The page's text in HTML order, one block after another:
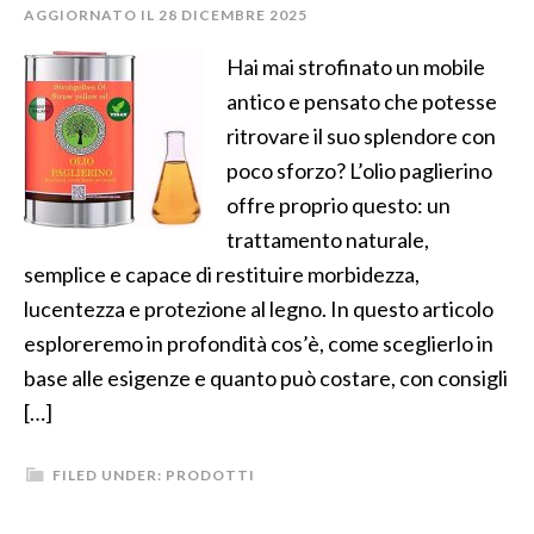
AGGIORNATO IL 28 DICEMBRE 2025
Hai mai strofinato un mobile
antico e pensato che potesse
ritrovare il suo splendore con
poco sforzo? L’olio paglierino
offre proprio questo: un
trattamento naturale,
semplice e capace di restituire morbidezza,
lucentezza e protezione al legno. In questo articolo
esploreremo in profondità cos’è, come sceglierlo in
base alle esigenze e quanto può costare, con consigli
[…]
FILED UNDER: PRODOTTI